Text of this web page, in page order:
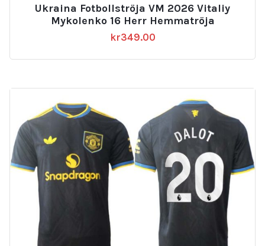
Ukraina Fotbollströja VM 2026 Vitaliy
Mykolenko 16 Herr Hemmatröja
kr349.00